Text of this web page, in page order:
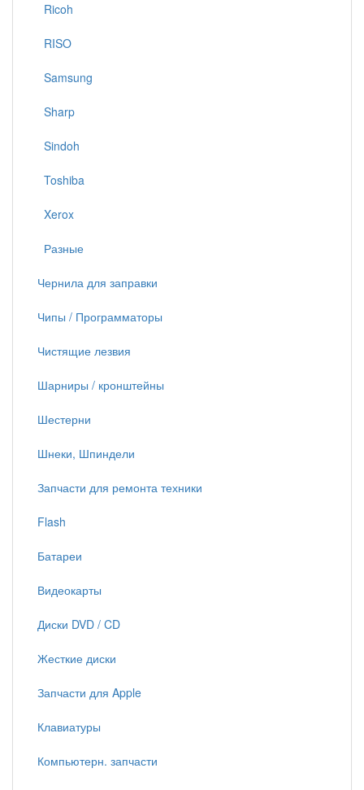
Ricoh
RISO
Samsung
Sharp
Sindoh
Toshiba
Xerox
Разные
Чернила для заправки
Чипы / Программаторы
Чистящие лезвия
Шарниры / кронштейны
Шестерни
Шнеки, Шпиндели
Запчасти для ремонта техники
Flash
Батареи
Видеокарты
Диски DVD / CD
Жесткие диски
Запчасти для Apple
Клавиатуры
Компьютерн. запчасти